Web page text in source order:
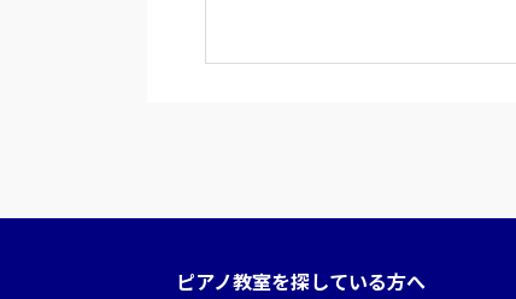
ピアノ教室を探している方へ